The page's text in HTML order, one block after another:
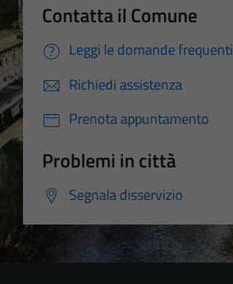
Contatta il Comune
Leggi le domande frequenti
Richiedi assistenza
Prenota appuntamento
Problemi in città
Segnala disservizio